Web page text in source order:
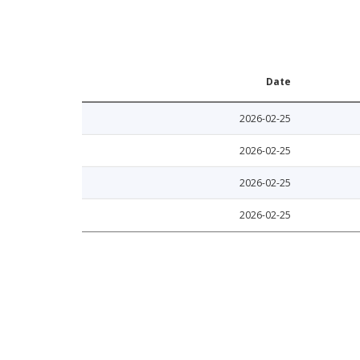
Date
2026-02-25
2026-02-25
2026-02-25
2026-02-25